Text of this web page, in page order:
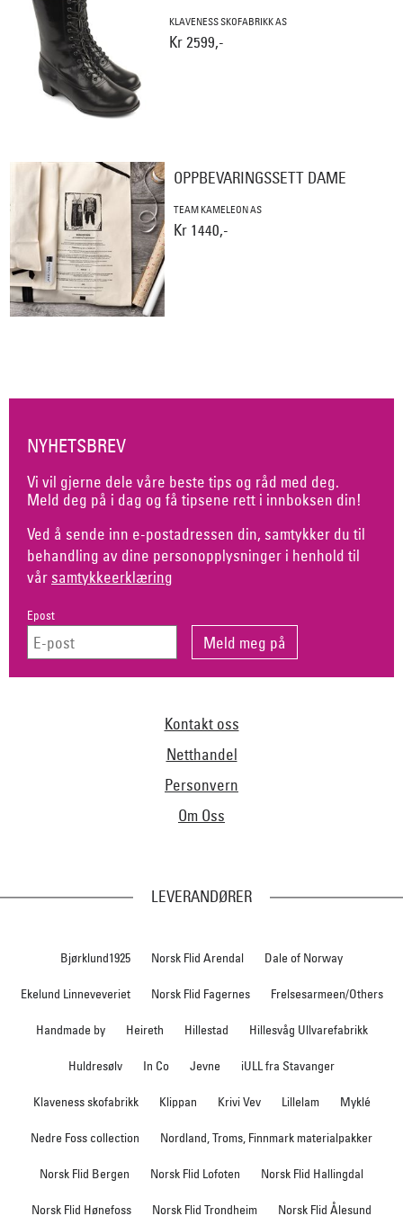
KLAVENESS SKOFABRIKK AS
Kr 2599,-
OPPBEVARINGSSETT DAME
TEAM KAMELEON AS
Kr 1440,-
NYHETSBREV
Vi vil gjerne dele våre beste tips og råd med deg.
Meld deg på i dag og få tipsene rett i innboksen din!
Ved å sende inn e-postadressen din, samtykker du til
behandling av dine personopplysninger i henhold til
vår samtykkeerklæring
Epost
Kontakt oss
Netthandel
Personvern
Om Oss
LEVERANDØRER
Bjørklund1925 Norsk Flid Arendal Dale of Norway
Ekelund Linneveveriet Norsk Flid Fagernes Frelsesarmeen/Others
Handmade by Heireth Hillestad Hillesvåg Ullvarefabrikk
Huldresølv In Co Jevne iULL fra Stavanger
Klaveness skofabrikk Klippan Krivi Vev Lillelam Myklé
Nedre Foss collection Nordland, Troms, Finnmark materialpakker
Norsk Flid Bergen Norsk Flid Lofoten Norsk Flid Hallingdal
Norsk Flid Hønefoss Norsk Flid Trondheim Norsk Flid Ålesund